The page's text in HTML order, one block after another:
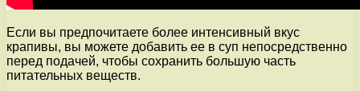
Если вы предпочитаете более интенсивный вкус
крапивы, вы можете добавить ее в суп непосредственно
перед подачей, чтобы сохранить большую часть
питательных веществ.